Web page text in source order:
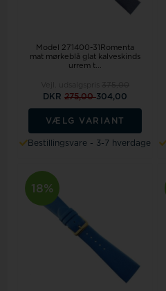
Model 271400-31Romenta
mat mørkeblå glat kalveskinds
urrem t...
DKR275,00304,00
VÆLG VARIANT
Bestillingsvare - 3-7 hverdage
18%